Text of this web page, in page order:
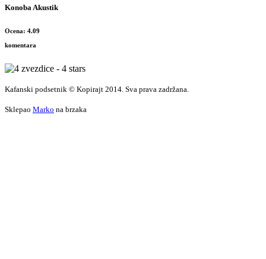
Konoba Akustik
Ocena: 4.09
komentara
Kafanski podsetnik © Kopirajt 2014. Sva prava zadržana.
Sklepao Marko na brzaka